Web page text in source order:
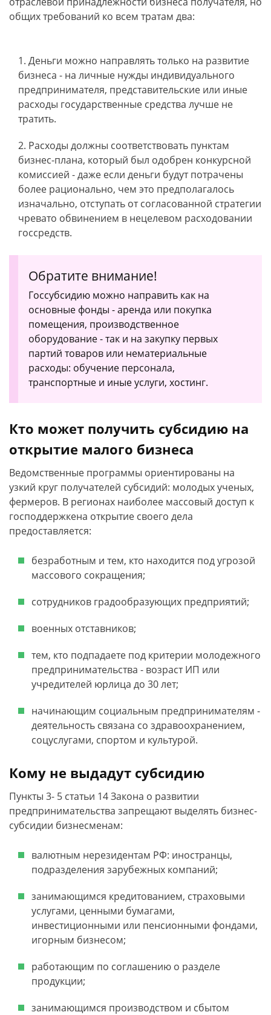
общих требований ко всем тратам два:
Деньги можно направлять только на развитие
бизнеса - на личные нужды индивидуального
предпринимателя, представительские или иные
расходы государственные средства лучше не
тратить.
Расходы должны соответствовать пунктам
бизнес-плана, который был одобрен конкурсной
комиссией - даже если деньги будут потрачены
более рационально, чем это предполагалось
изначально, отступать от согласованной стратегии
чревато обвинением в нецелевом расходовании
госсредств.
Обратите внимание!
Госсубсидию можно направить как на
основные фонды - аренда или покупка
помещения, производственное
оборудование - так и на закупку первых
партий товаров или нематериальные
расходы: обучение персонала,
транспортные и иные услуги, хостинг.
Кто может получить субсидию на
открытие малого бизнеса
Ведомственные программы ориентированы на
узкий круг получателей субсидий: молодых ученых,
фермеров. В регионах наиболее массовый доступ к
господдержкена открытие своего дела
предоставляется:
безработным и тем, кто находится под угрозой
массового сокращения;
сотрудников градообразующих предприятий;
военных отставников;
тем, кто подпадаете под критерии молодежного
предпринимательства - возраст ИП или
учредителей юрлица до 30 лет;
начинающим социальным предпринимателям -
деятельность связана со здравоохранением,
соцуслугами, спортом и культурой.
Кому не выдадут субсидию
Пункты 3- 5 статьи 14 Закона о развитии
предпринимательства запрещают выделять бизнес-
субсидии бизнесменам:
валютным нерезидентам РФ: иностранцы,
подразделения зарубежных компаний;
занимающимся кредитованием, страховыми
услугами, ценными бумагами,
инвестиционными или пенсионными фондами,
игорным бизнесом;
работающим по соглашению о разделе
продукции;
занимающимся производством и сбытом